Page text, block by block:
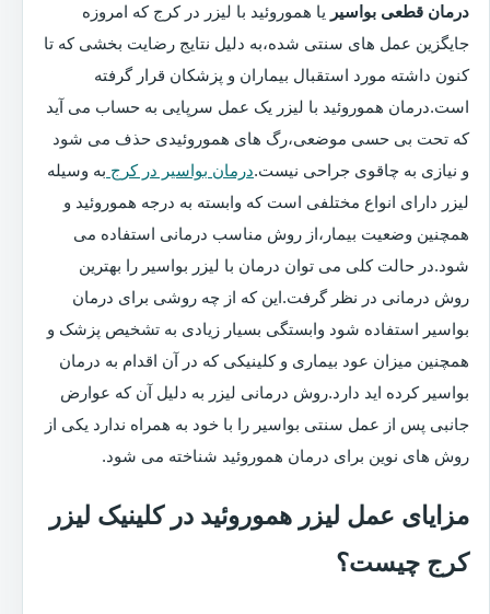
درمان قطعی بواسیر یا هموروئید با لیزر در کرج که امروزه
جایگزین عمل های سنتی شده،به دلیل نتایج رضایت بخشی که تا
کنون داشته مورد استقبال بیماران و پزشکان قرار گرفته
است.درمان هموروئید با لیزر یک عمل سرپایی به حساب می آید
که تحت بی حسی موضعی،رگ های هموروئیدی حذف می شود
و نیازی به چاقوی جراحی نیست.درمان بواسیر در کرج به وسیله
لیزر دارای انواع مختلفی است که وابسته به درجه هموروئید و
همچنین وضعیت بیمار،از روش مناسب درمانی استفاده می
شود.در حالت کلی می توان درمان با لیزر بواسیر را بهترین
روش درمانی در نظر گرفت.این که از چه روشی برای درمان
بواسیر استفاده شود وابستگی بسیار زیادی به تشخیص پزشک و
همچنین میزان عود بیماری و کلینیکی که در آن اقدام به درمان
بواسیر کرده اید دارد.روش درمانی لیزر به دلیل آن که عوارض
جانبی پس از عمل سنتی بواسیر را با خود به همراه ندارد یکی از
روش های نوین برای درمان هموروئید شناخته می شود.
مزایای عمل لیزر هموروئید در کلینیک لیزر
کرج چیست؟